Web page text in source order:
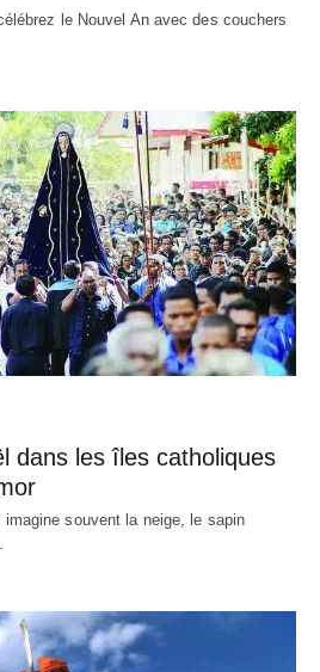
le Nouvel An avec des couchers
dans les îles catholiques
souvent la neige, le sapin